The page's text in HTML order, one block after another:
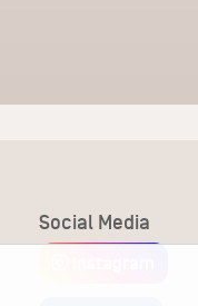
Social Media